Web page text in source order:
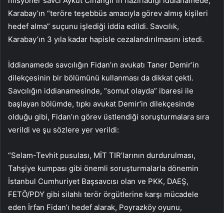
Karabay’ın “teröre teşebbüs amacıyla görev almış kişileri
hedef alma” suçunu işlediği iddia edildi. Savcılık,
Karabay’ın 3 yıla kadar hapisle cezalandırılmasını istedi.
İddianamede savcılığın Fidan’ın avukatı Taner Demir’in
dilekçesinin bir bölümünü kullanması da dikkat çekti.
Savcılığın iddianamesinde, “somut olayda” ibaresi ile
başlayan bölümde, tıpkı avukat Demir’in dilekçesinde
olduğu gibi, Fidan’ın görev üstlendiği soruşturmalara sıra
verildi ve şu sözlere yer verildi:
“Selam-Tevhit pusulası, MİT TIR’larının durdurulması,
Tahşiye kumpası gibi önemli soruşturmalarla dönemin
İstanbul Cumhuriyet Başsavcısı olan ve PKK, DAEŞ,
FETÖ/PDY gibi silahlı terör örgütlerine karşı mücadele
eden İrfan Fidan’ı hedef alarak, Poyrazköy oyunu,